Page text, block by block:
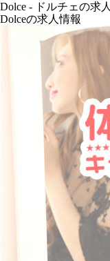
Dolce - ドルチェの求人
Dolceの求人情報